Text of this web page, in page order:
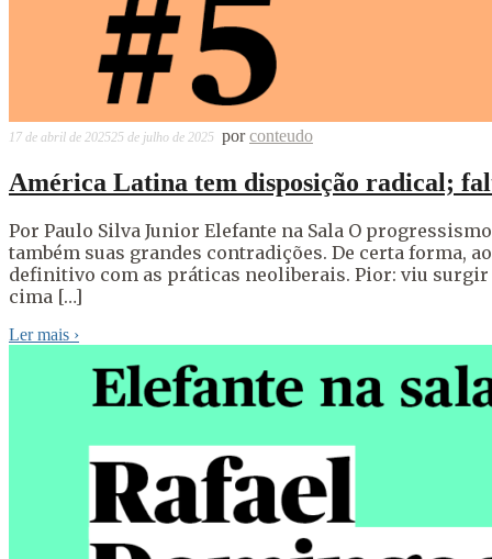
17 de abril de 202525 de julho de 2025 porconteudo
América Latina tem disposição radical;
Por Paulo Silva Junior Elefante na Sala O
também suas grandes contradições. De certa forma,
definitivo com as práticas neoliberais. Pior: viu
cima […]
Ler mais ›